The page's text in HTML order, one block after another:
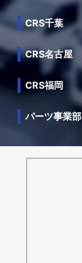
CRS千葉
CRS名古屋
CRS福岡
パーツ事業部